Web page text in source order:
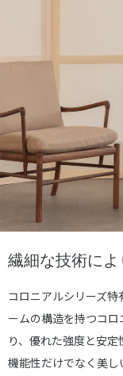
繊細な技術に
コロニアルシリーズ
ームの構造を持つコ
り、優れた強度と安定
機能性だけでなく美